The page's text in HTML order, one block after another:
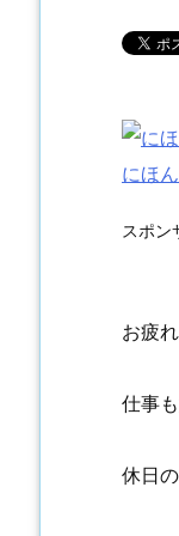
にほ
スポン
お疲
仕事
休日